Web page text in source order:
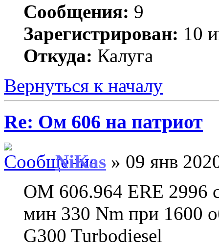
Сообщения: 9
Зарегистрирован: 10
Откуда: Калуга
Вернуться к началу
Re: Ом 606 на патриот
NiKas » 09 янв
OM 606.964 ERE 2996
мин 330 Nm при 1600
G300 Turbodiesel